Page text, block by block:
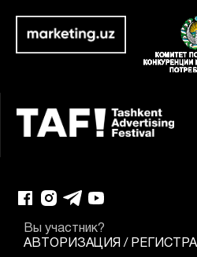
Вы участник?
АВТОРИЗАЦИЯ /